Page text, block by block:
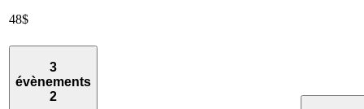
48$
3
évènements
2